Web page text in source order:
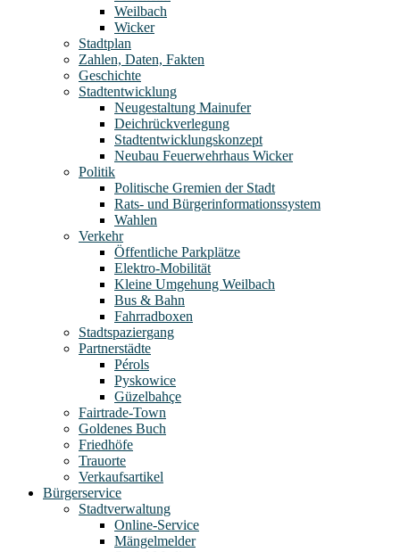
Weilbach
Wicker
Stadtplan
Zahlen, Daten, Fakten
Geschichte
Stadtentwicklung
Neugestaltung Mainufer
Deichrückverlegung
Stadtentwicklungskonzept
Neubau Feuerwehrhaus Wicker
Politik
Politische Gremien der Stadt
Rats- und Bürgerinformationssystem
Wahlen
Verkehr
Öffentliche Parkplätze
Elektro-Mobilität
Kleine Umgehung Weilbach
Bus & Bahn
Fahrradboxen
Stadtspaziergang
Partnerstädte
Pérols
Pyskowice
Güzelbahçe
Fairtrade-Town
Goldenes Buch
Friedhöfe
Trauorte
Verkaufsartikel
Bürgerservice
Stadtverwaltung
Online-Service
Mängelmelder